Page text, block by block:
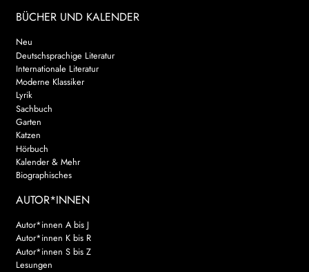
BÜCHER UND KALENDER
Neu
Deutschsprachige Literatur
Internationale Literatur
Moderne Klassiker
Lyrik
Sachbuch
Garten
Katzen
Hörbuch
Kalender & Mehr
Biographisches
AUTOR*INNEN
Autor*innen A bis J
Autor*innen K bis R
Autor*innen S bis Z
Lesungen